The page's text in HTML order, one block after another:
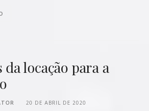
da locação para a
20 DE ABRIL DE 2020